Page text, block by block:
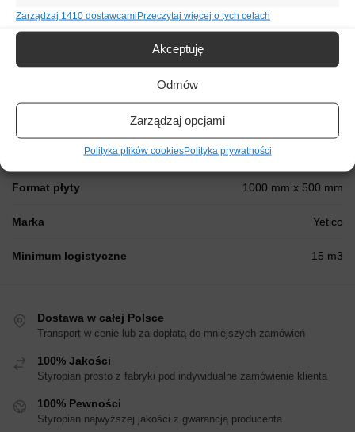
Zarządzaj 1410 dostawcamiPrzeczytaj więcej o tych celach
Akceptuję
Odmów
Zarządzaj opcjami
Polityka plików cookiesPolityka prywatności
Informacje dodatkowe
Współczynnik Lambda λ
Wytrzymałość na zginanie
Format płyty 1000 mm x 500 mm
Marka Yetico
Minimum logistyczne 15 m3
Dostawa w całej Polsce
Transport w cenie lub za dopłatą do mniejszych zamówień
100% Jakości
Styropian prosto z fabryki pod indywidualne zamówienie klienta
100% Pewności
Styropian najwyższej jakości z gwarancją producenta